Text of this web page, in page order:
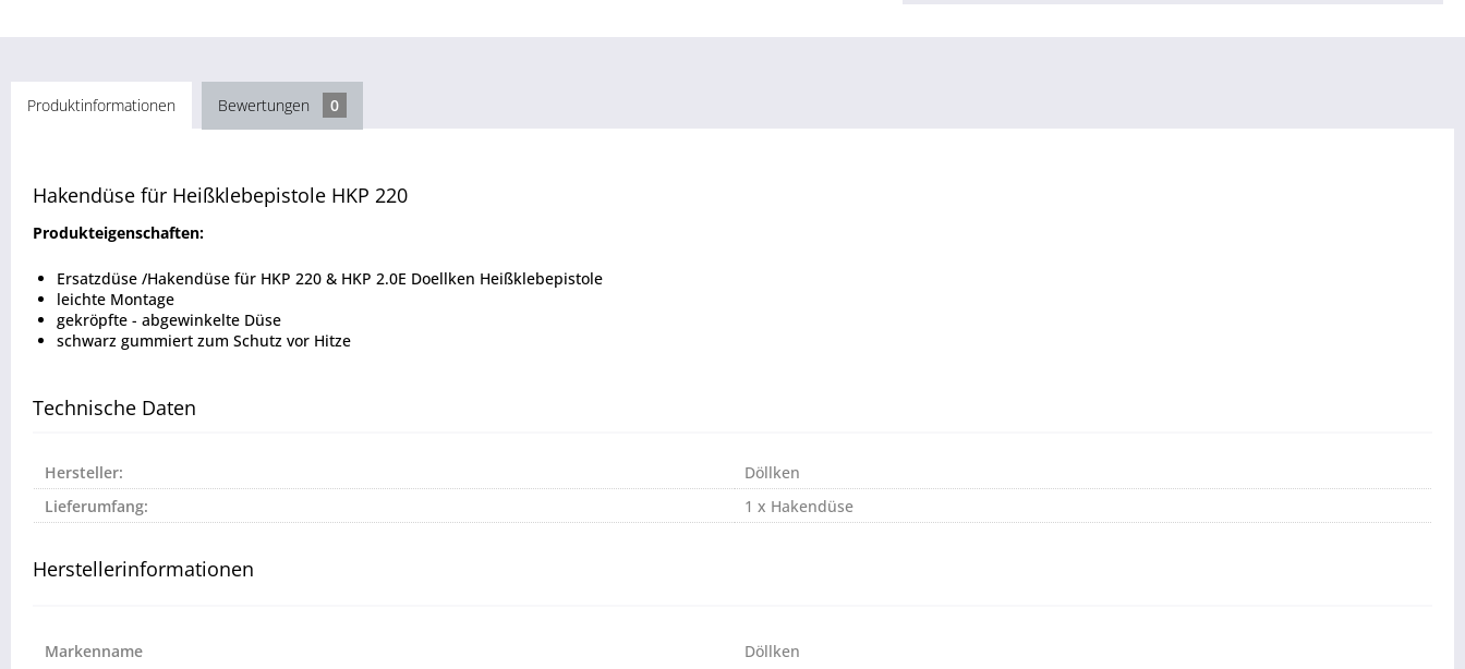
Produktinformationen Bewertungen 0
Hakendüse für Heißklebepistole HKP 220
Produkteigenschaften:
Ersatzdüse /Hakendüse für HKP 220 & HKP 2.0E Doellken Heißklebepistole
leichte Montage
gekröpfte - abgewinkelte Düse
schwarz gummiert zum Schutz vor Hitze
Technische Daten
Hersteller:
Döllken
Lieferumfang:
1 x Hakendüse
Herstellerinformationen
Markenname Döllken